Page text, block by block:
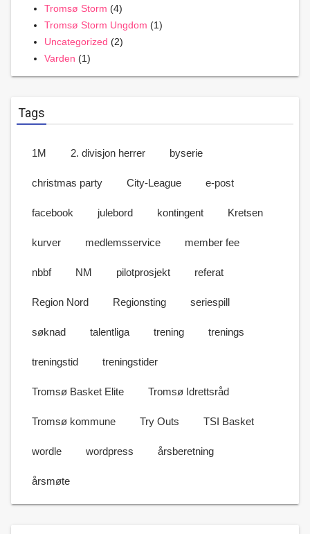
Tromsø Storm (4)
Tromsø Storm Ungdom (1)
Uncategorized (2)
Varden (1)
Tags
1M 2. divisjon herrer byserie
christmas party City-League e-post
facebook julebord kontingent Kretsen
kurver medlemsservice member fee
nbbf NM pilotprosjekt referat
Region Nord Regionsting seriespill
søknad talentliga trening trenings
treningstid treningstider
Tromsø Basket Elite Tromsø Idrettsråd
Tromsø kommune Try Outs TSI Basket
wordle wordpress årsberetning
årsmøte